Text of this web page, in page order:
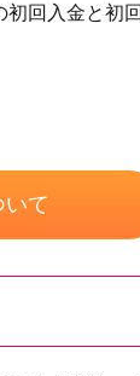
回入金と初
て